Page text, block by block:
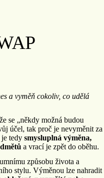
a vyměň cokoliv, co udělá
se „někdy možná budou
účel, tak proč je nevyměnit za
tedy smysluplná výměna,
a vrací je zpět do oběhu.
způsobu života a
stylu. Výměnou lze nahradit